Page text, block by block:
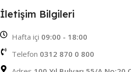
İletişim Bilgileri
Hafta içi 09:00 - 18:00
Telefon 0312 870 0 800